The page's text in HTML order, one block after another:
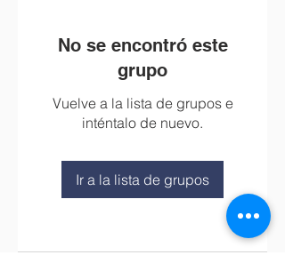
No se encontró este
grupo
Vuelve a la lista de grupos e
inténtalo de nuevo.
Ir a la lista de grupos